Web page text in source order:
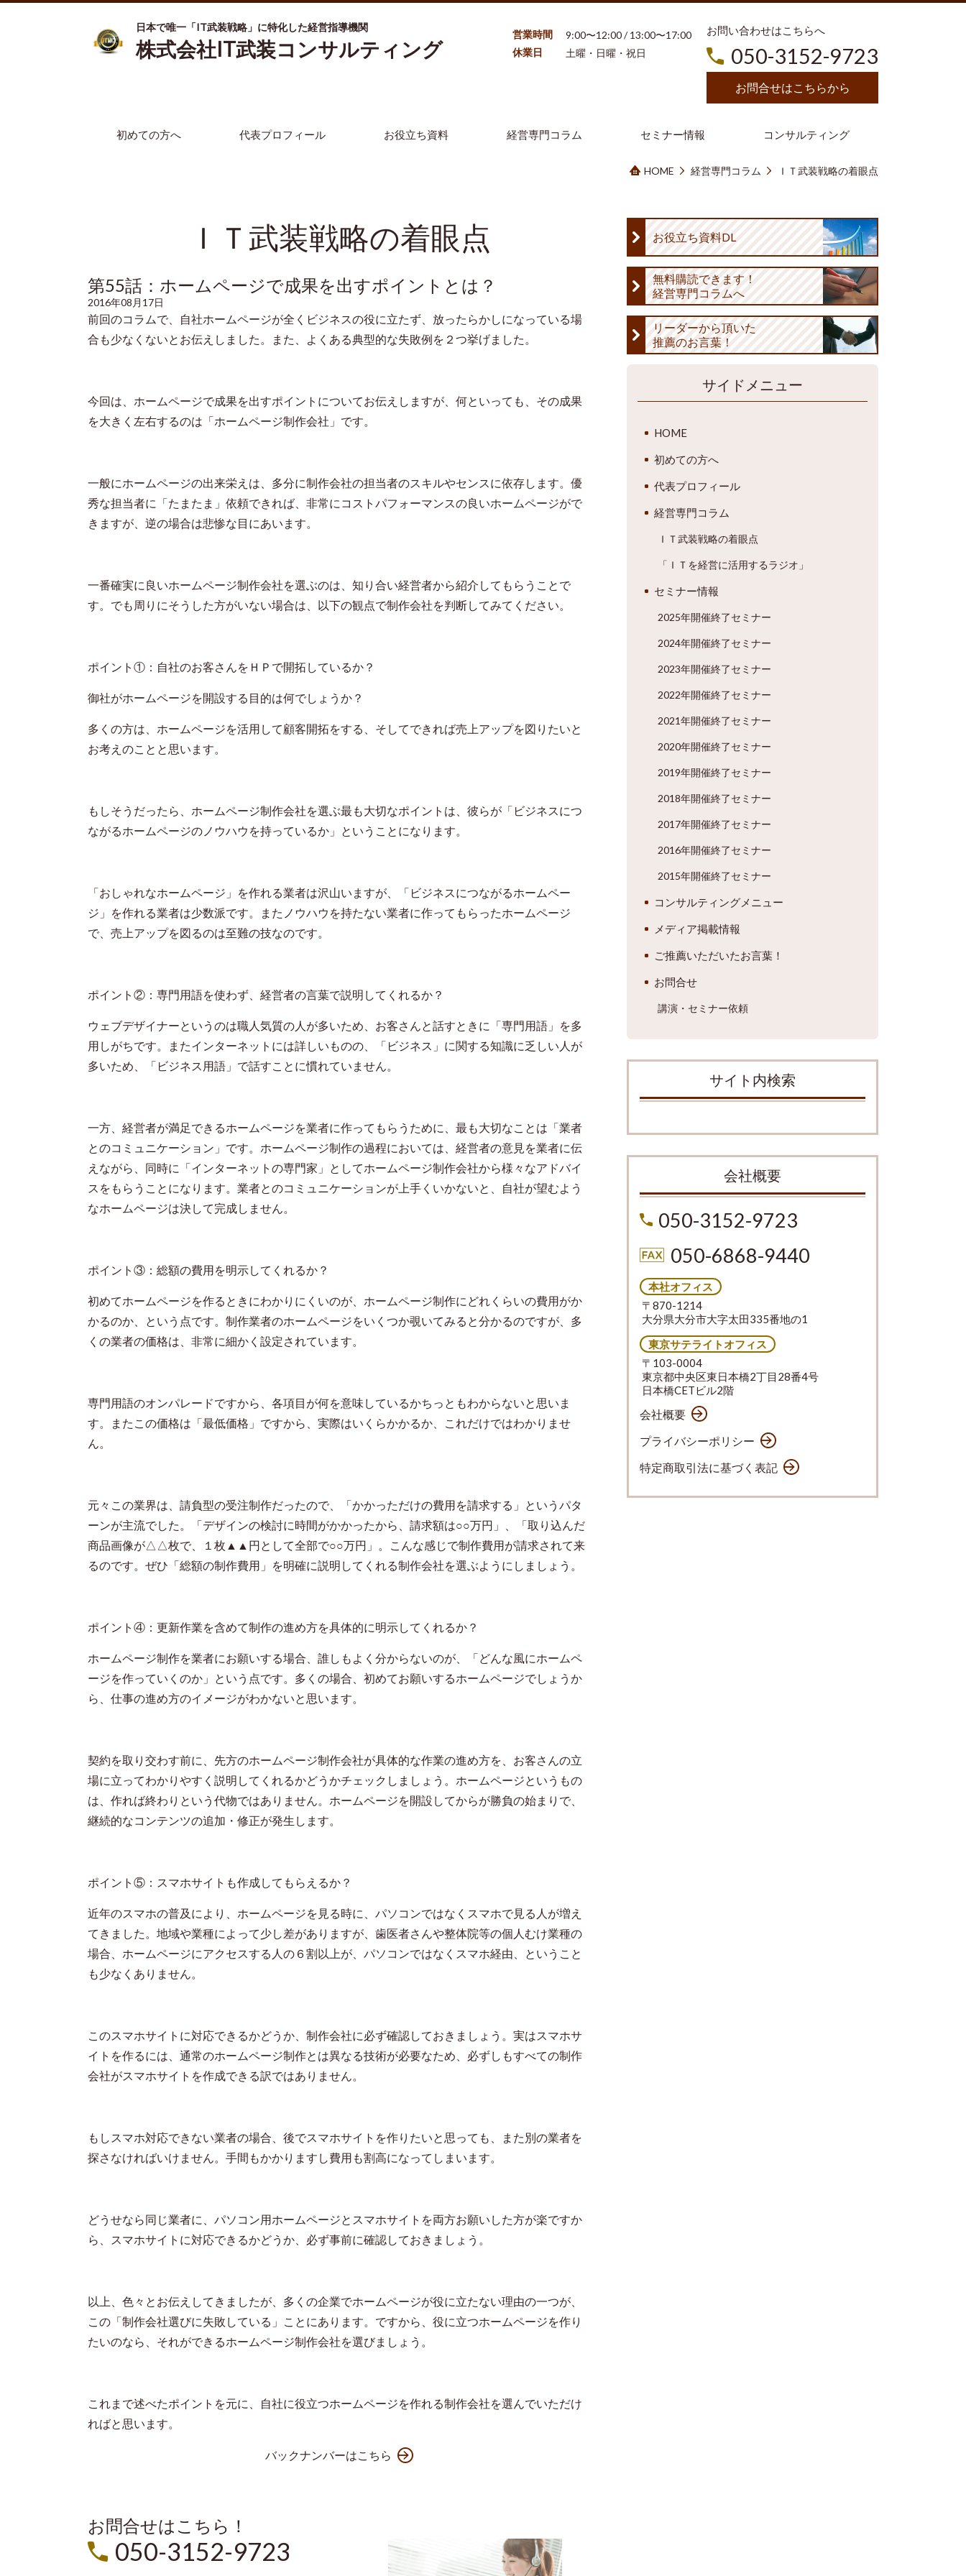
日本で唯一「IT武装戦略」に特化した経営指導機関
株式会社IT武装コンサルティング
営業時間
9:00〜12:00 / 13:00〜17:00
休業日
土曜・日曜・祝日
お問い合わせはこちらへ
050-3152-9723
お問合せはこちらから
初めての方へ 代表プロフィール お役立ち資料 経営専門コラム セミナー情報 コンサルティング
HOME 経営専門コラム ＩＴ武装戦略の着眼点
ＩＴ武装戦略の着眼点
第55話： ホームページで成果を出すポイントとは？
2016年08月17日
前回のコラムで、自社ホームページが全くビジネスの役に立たず、放ったらかしになっている場
合も少なくないとお伝えしました。また、よくある典型的な失敗例を２つ挙げました。
今回は、ホームページで成果を出すポイントについてお伝えしますが、何といっても、その成果
を大きく左右するのは「ホームページ制作会社」です。
一般にホームページの出来栄えは、多分に制作会社の担当者のスキルやセンスに依存します。優
秀な担当者に「たまたま」依頼できれば、非常にコストパフォーマンスの良いホームページがで
きますが、逆の場合は悲惨な目にあいます。
一番確実に良いホームページ制作会社を選ぶのは、知り合い経営者から紹介してもらうことで
す。でも周りにそうした方がいない場合は、以下の観点で制作会社を判断してみてください。
ポイント①：自社のお客さんをＨＰで開拓しているか？
御社がホームページを開設する目的は何でしょうか？
多くの方は、ホームページを活用して顧客開拓をする、そしてできれば売上アップを図りたいと
お考えのことと思います。
もしそうだったら、ホームページ制作会社を選ぶ最も大切なポイントは、彼らが「ビジネスにつ
ながるホームページのノウハウを持っているか」ということになります。
「おしゃれなホームページ」を作れる業者は沢山いますが、「ビジネスにつながるホームペー
ジ」を作れる業者は少数派です。またノウハウを持たない業者に作ってもらったホームページ
で、売上アップを図るのは至難の技なのです。
ポイント②：専門用語を使わず、経営者の言葉で説明してくれるか？
ウェブデザイナーというのは職人気質の人が多いため、お客さんと話すときに「専門用語」を多
用しがちです。またインターネットには詳しいものの、「ビジネス」に関する知識に乏しい人が
多いため、「ビジネス用語」で話すことに慣れていません。
一方、経営者が満足できるホームページを業者に作ってもらうために、最も大切なことは「業者
とのコミュニケーション」です。ホームページ制作の過程においては、経営者の意見を業者に伝
えながら、同時に「インターネットの専門家」としてホームページ制作会社から様々なアドバイ
スをもらうことになります。業者とのコミュニケーションが上手くいかないと、自社が望むよう
なホームページは決して完成しません。
ポイント③：総額の費用を明示してくれるか？
初めてホームページを作るときにわかりにくいのが、ホームページ制作にどれくらいの費用がか
かるのか、という点です。制作業者のホームページをいくつか覗いてみると分かるのですが、多
くの業者の価格は、非常に細かく設定されています。
専門用語のオンパレードですから、各項目が何を意味しているかちっともわからないと思いま
す。またこの価格は「最低価格」ですから、実際はいくらかかるか、これだけではわかりませ
ん。
元々この業界は、請負型の受注制作だったので、「かかっただけの費用を請求する」というパタ
ーンが主流でした。「デザインの検討に時間がかかったから、請求額は○○万円」、「取り込んだ
商品画像が△△枚で、１枚▲▲円として全部で○○万円」。こんな感じで制作費用が請求されて来
るのです。ぜひ「総額の制作費用」を明確に説明してくれる制作会社を選ぶようにしましょう。
ポイント④：更新作業を含めて制作の進め方を具体的に明示してくれるか？
ホームページ制作を業者にお願いする場合、誰しもよく分からないのが、「どんな風にホームペ
ージを作っていくのか」という点です。多くの場合、初めてお願いするホームページでしょうか
ら、仕事の進め方のイメージがわかないと思います。
契約を取り交わす前に、先方のホームページ制作会社が具体的な作業の進め方を、お客さんの立
場に立ってわかりやすく説明してくれるかどうかチェックしましょう。ホームページというもの
は、作れば終わりという代物ではありません。ホームページを開設してからが勝負の始まりで、
継続的なコンテンツの追加・修正が発生します。
ポイント⑤：スマホサイトも作成してもらえるか？
近年のスマホの普及により、ホームページを見る時に、パソコンではなくスマホで見る人が増え
てきました。地域や業種によって少し差がありますが、歯医者さんや整体院等の個人むけ業種の
場合、ホームページにアクセスする人の６割以上が、パソコンではなくスマホ経由、ということ
も少なくありません。
このスマホサイトに対応できるかどうか、制作会社に必ず確認しておきましょう。実はスマホサ
イトを作るには、通常のホームページ制作とは異なる技術が必要なため、必ずしもすべての制作
会社がスマホサイトを作成できる訳ではありません。
もしスマホ対応できない業者の場合、後でスマホサイトを作りたいと思っても、また別の業者を
探さなければいけません。手間もかかりますし費用も割高になってしまいます。
どうせなら同じ業者に、パソコン用ホームページとスマホサイトを両方お願いした方が楽ですか
ら、スマホサイトに対応できるかどうか、必ず事前に確認しておきましょう。
以上、色々とお伝えしてきましたが、多くの企業でホームページが役に立たない理由の一つが、
この「制作会社選びに失敗している」ことにあります。ですから、役に立つホームページを作り
たいのなら、それができるホームページ制作会社を選びましょう。
これまで述べたポイントを元に、自社に役立つホームページを作れる制作会社を選んでいただけ
ればと思います。
バックナンバーはこちら
お問合せはこちら！
050-3152-9723
お役立ち資料DL
無料購読できます！
経営専門コラムへ
リーダーから頂いた
推薦のお言葉！
サイドメニュー
HOME
初めての方へ
代表プロフィール
経営専門コラム
ＩＴ武装戦略の着眼点
「ＩＴを経営に活用するラジオ」
セミナー情報
2025年開催終了セミナー
2024年開催終了セミナー
2023年開催終了セミナー
2022年開催終了セミナー
2021年開催終了セミナー
2020年開催終了セミナー
2019年開催終了セミナー
2018年開催終了セミナー
2017年開催終了セミナー
2016年開催終了セミナー
2015年開催終了セミナー
コンサルティングメニュー
メディア掲載情報
ご推薦いただいたお言葉！
お問合せ
講演・セミナー依頼
サイト内検索
会社概要
050-3152-9723
050-6868-9440
本社オフィス
〒870-1214
大分県大分市大字太田335番地の1
東京サテライトオフィス
〒103-0004
東京都中央区東日本橋2丁目28番4号
日本橋CETビル2階
会社概要
プライバシーポリシー
特定商取引法に基づく表記